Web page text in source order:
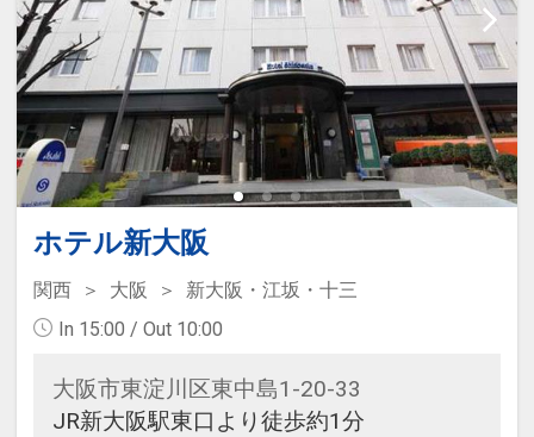
ホテル新大阪
関西 大阪
新大阪・江坂・十三
In 15:00 / Out 10:00
大阪市東淀川区東中島1-20-33
JR新大阪駅東口より徒歩約1分